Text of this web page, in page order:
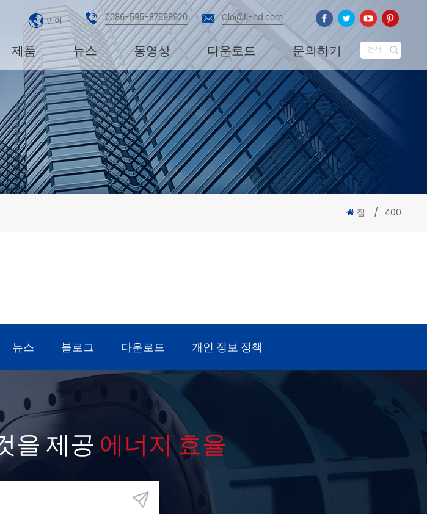
언어 0086-595-87598920 Cio@fj-hd.com
제품 뉴스 동영상 다운로드 문의하기 검색
집 / 400
뉴스 블로그 다운로드 개인 정보 정책
을 제공 에너지 효율